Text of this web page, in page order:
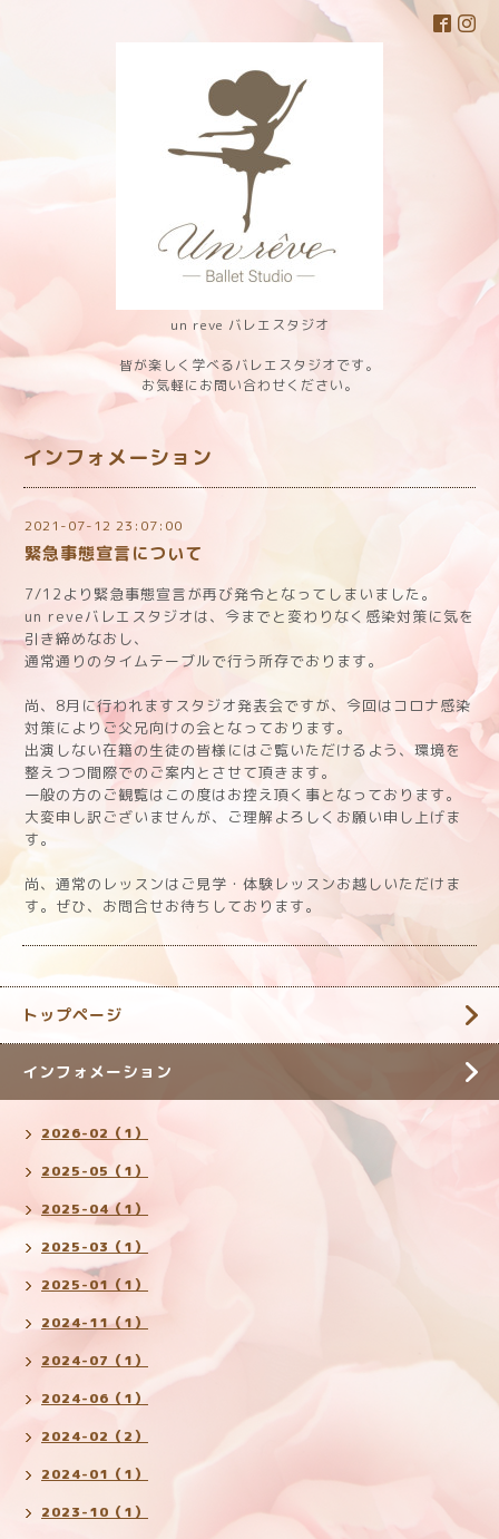
un reve バレエスタジオ
皆が楽しく学べるバレエスタジオです。
お気軽にお問い合わせください。
インフォメーション
2021-07-12 23:07:00
緊急事態宣言について
7/12より緊急事態宣言が再び発令となってしまいました。
un reveバレエスタジオは、今までと変わりなく感染対策に気を
引き締めなおし、
通常通りのタイムテーブルで行う所存でおります。
尚、8月に行われますスタジオ発表会ですが、今回はコロナ感染
対策によりご父兄向けの会となっております。
出演しない在籍の生徒の皆様にはご覧いただけるよう、環境を
整えつつ間際でのご案内とさせて頂きます。
一般の方のご観覧はこの度はお控え頂く事となっております。
大変申し訳ございませんが、ご理解よろしくお願い申し上げま
す。
尚、通常のレッスンはご見学・体験レッスンお越しいただけま
す。ぜひ、お問合せお待ちしております。
トップページ
インフォメーション
2026-02（1）
2025-05（1）
2025-04（1）
2025-03（1）
2025-01（1）
2024-11（1）
2024-07（1）
2024-06（1）
2024-02（2）
2024-01（1）
2023-10（1）